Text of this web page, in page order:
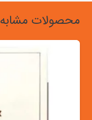
محصولات مشابه